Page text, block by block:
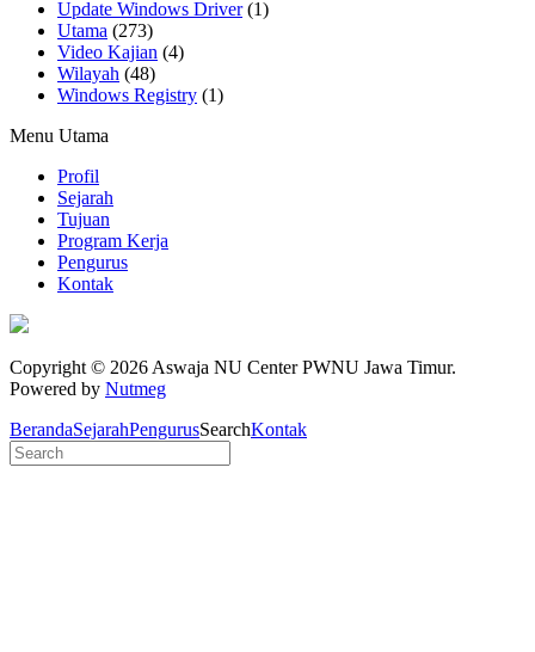
Update Windows Driver(1)
Utama (273)
Video Kajian (4)
Wilayah (48)
Windows Registry (1)
Menu Utama
Profil
Sejarah
Tujuan
Program Kerja
Pengurus
Kontak
Copyright © 2026 Aswaja NU Center PWNU Jawa Timur.
Powered by Nutmeg
BerandaSejarahPengurusSearchKontak